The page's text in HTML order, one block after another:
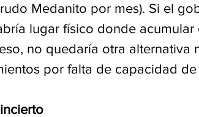
Medanito por mes). Si el
lugar físico donde
no quedaría otra alternativa
por falta de capacidad